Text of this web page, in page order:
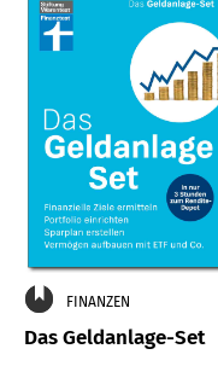
FINANZEN
Das Geldanlage-Set